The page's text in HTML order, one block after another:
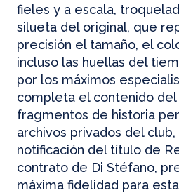
fieles y a escala,
silueta del original, que
precisión el tamaño, el
incluso las huellas del
por los máximos
completa el contenido del
fragmentos de historia
archivos privados del
notificación del título de
contrato de Di Stéfano,
máxima fidelidad para